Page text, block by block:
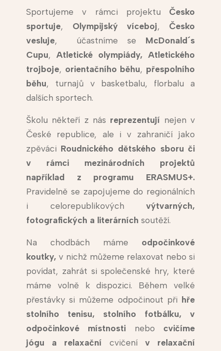
Sportujeme v rámci projektuČesko
sportuje, Olympijský víceboj,Česko
vesluje, účastníme se McDonald´s
Cupu, Atletické olympiády,
Atletického
trojboje, orientačního běhu, přespolního
běhu, turnajů v basketbalu, florbalu a
dalších sportech.
Školu někteří z nás reprezentují nejen v
České republice, ale i v zahraničí jako
zpěváci Roudnického dětského sboru či
v rámci mezinárodních projektů
například z programu ERASMUS+.
Pravidelně se zapojujeme do regionálních
i celorepublikovýchvýtvarných,
fotografických a literárních soutěží.
Na chodbách máme odpočinkové
koutky, v nichž můžeme relaxovat nebo si
povídat, zahrát si společenské hry, které
máme volně k dispozici. Během velké
přestávky si můžeme odpočinout při hře
stolního tenisu, stolního fotbálku, v
odpočinkové místnosti nebo cvičíme
jógu a relaxační cvičenív relaxační